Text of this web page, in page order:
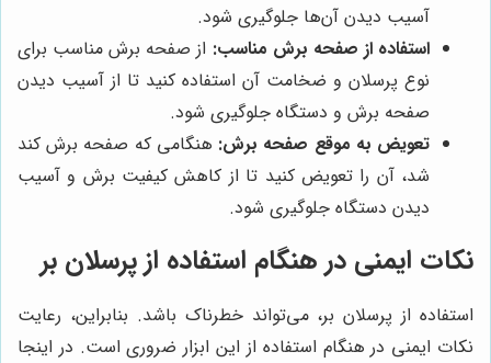
آسیب دیدن آن‌ها جلوگیری شود.
استفاده از صفحه برش مناسب: از صفحه برش مناسب برای
نوع پرسلان و ضخامت آن استفاده کنید تا از آسیب دیدن
صفحه برش و دستگاه جلوگیری شود.
تعویض به موقع صفحه برش: هنگامی که صفحه برش کند
شد، آن را تعویض کنید تا از کاهش کیفیت برش و آسیب
دیدن دستگاه جلوگیری شود.
نکات ایمنی در هنگام استفاده از پرسلان بر
استفاده از پرسلان بر، می‌تواند خطرناک باشد. بنابراین، رعایت
نکات ایمنی در هنگام استفاده از این ابزار ضروری است. در اینجا